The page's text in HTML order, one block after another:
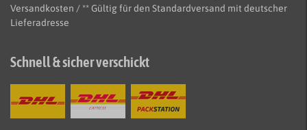
Versandkosten / ** Gültig für den Standardversand mit deutscher
Lieferadresse
Schnell & sicher verschickt